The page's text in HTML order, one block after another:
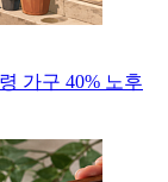
가구 40% 노후